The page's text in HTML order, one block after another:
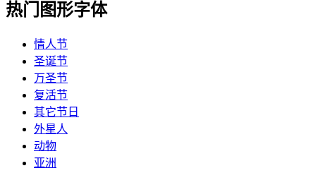
热门图形字体
情人节
圣诞节
万圣节
复活节
其它节日
外星人
动物
亚洲